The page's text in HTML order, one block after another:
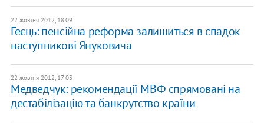
22 жовтня 2012, 18:09
Геєць: пенсійна реформа залишиться в спадок
наступникові Януковича
22 жовтня 2012, 17:03
Медведчук: рекомендації МВФ спрямовані на
дестабілізацію та банкрутство країни